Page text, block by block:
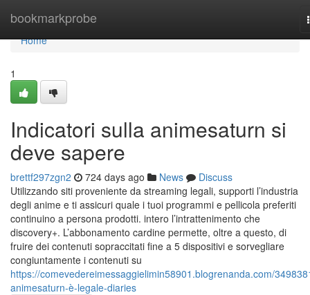
bookmarkprobe
Home
Home
1
Indicatori sulla animesaturn si
deve sapere
brettf297zgn2 724 days ago News
Discuss
Utilizzando siti proveniente da streaming legali, supporti l’industria
degli anime e ti assicuri quale i tuoi programmi e pellicola preferiti
continuino a persona prodotti. intero l’intrattenimento che
discovery+. L’abbonamento cardine permette, oltre a questo, di
fruire dei contenuti sopraccitati fine a 5 dispositivi e sorvegliare
congiuntamente i contenuti su
https://comevedereimessaggielimin58901.blogrenanda.com/
animesaturn-è-legale-diaries